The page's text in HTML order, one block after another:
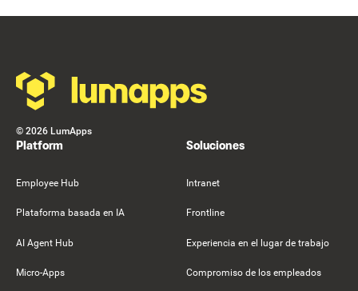
© 2026 LumApps
Platform
Employee Hub
Plataforma basada en IA
AI Agent Hub
Micro-Apps
Soluciones
Intranet
Frontline
Experiencia en el lugar de trabajo
Compromiso de los empleados